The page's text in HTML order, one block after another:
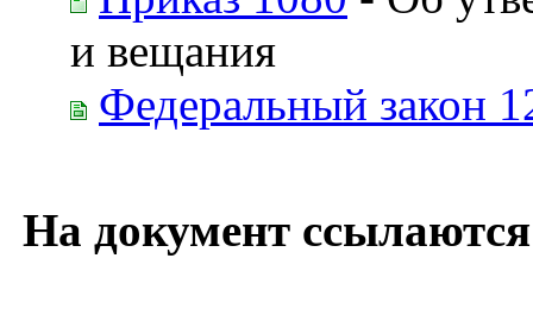
и вещания
Федеральный закон
На документ